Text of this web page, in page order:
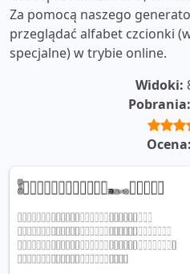
Za pomocą naszego
przeglądać alfabet czcionki
specjalne) w trybie online.
Widoki:
Pobrania:
Ocena: